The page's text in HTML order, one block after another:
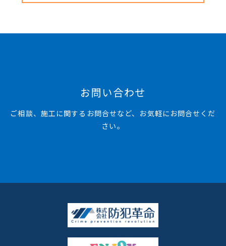
お問い合わせ
ご相談、施工に関するお問合せなど、お気軽にお問合せくだ
さい。